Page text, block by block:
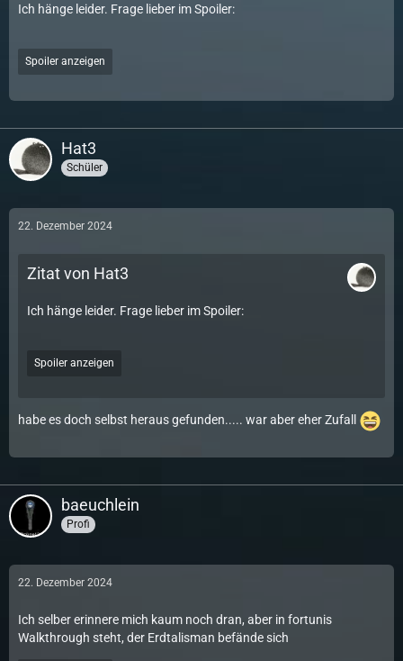
Ich hänge leider. Frage lieber im Spoiler:
Spoiler anzeigen
Hat3
Schüler
22. Dezember 2024
Zitat von Hat3
Ich hänge leider. Frage lieber im Spoiler:
Spoiler anzeigen
habe es doch selbst heraus gefunden..... war aber eher Zufall
baeuchlein
Profi
22. Dezember 2024
Ich selber erinnere mich kaum noch dran, aber in fortunis
Walkthrough steht, der Erdtalisman befände sich